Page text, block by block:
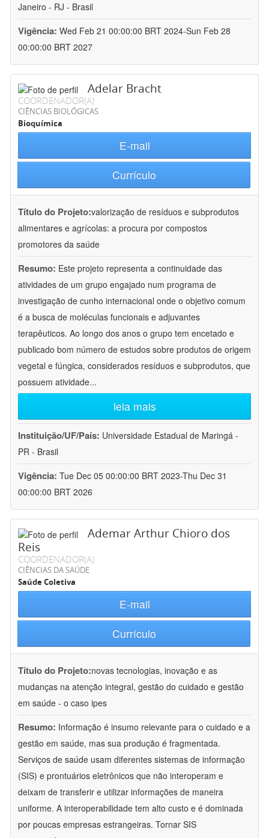
Janeiro - RJ - Brasil
Vigência: Wed Feb 21 00:00:00 BRT 2024-Sun Feb 28
00:00:00 BRT 2027
Adelar Bracht
COORDENADOR(A)
CIÊNCIAS BIOLÓGICAS
Bioquímica
E-mail
Currículo
Título do Projeto:valorização de resíduos e subprodutos
alimentares e agrícolas: a procura por compostos
promotores da saúde
Resumo: Este projeto representa a continuidade das
atividades de um grupo engajado num programa de
investigação de cunho internacional onde o objetivo comum
é a busca de moléculas funcionais e adjuvantes
terapêuticos. Ao longo dos anos o grupo tem encetado e
publicado bom número de estudos sobre produtos de origem
vegetal e fúngica, considerados resíduos e subprodutos, que
possuem atividade...
leia mais
Instituição/UF/País: Universidade Estadual de Maringá -
PR - Brasil
Vigência: Tue Dec 05 00:00:00 BRT 2023-Thu Dec 31
00:00:00 BRT 2026
Ademar Arthur Chioro dos
Reis
COORDENADOR(A)
CIÊNCIAS DA SAÚDE
Saúde Coletiva
E-mail
Currículo
Título do Projeto:novas tecnologias, inovação e as
mudanças na atenção integral, gestão do cuidado e gestão
em saúde - o caso ipes
Resumo: Informação é insumo relevante para o cuidado e a
gestão em saúde, mas sua produção é fragmentada.
Serviços de saúde usam diferentes sistemas de informação
(SIS) e prontuários eletrônicos que não interoperam e
deixam de transferir e utilizar informações de maneira
uniforme. A interoperabilidade tem alto custo e é dominada
por poucas empresas estrangeiras. Tornar SIS